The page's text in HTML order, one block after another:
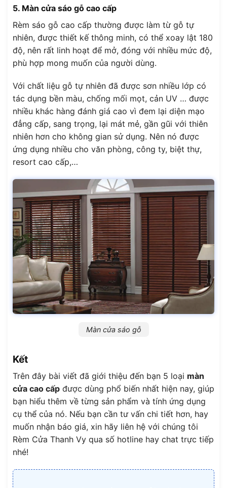
5. Màn cửa sáo gỗ cao cấp
Rèm sáo gỗ cao cấp thường được làm từ gỗ tự
nhiên, được thiết kế thông minh, có thể xoay lật 180
độ, nên rất linh hoạt để mở, đóng với nhiều mức độ,
phù hợp mong muốn của người dùng.
Với chất liệu gỗ tự nhiên đã được sơn nhiều lớp có
tác dụng bền màu, chống mối mọt, cản UV … được
nhiều khác hàng đánh giá cao vì đem lại diện mạo
đẳng cấp, sang trọng, lại mát mẻ, gần gũi với thiên
nhiên hơn cho không gian sử dụng. Nên nó được
ứng dụng nhiều cho văn phòng, công ty, biệt thự,
resort cao cấp,…
Màn cửa sáo gỗ
Kết
Trên đây bài viết đã giới thiệu đến bạn 5 loại màn
cửa cao cấp được dùng phổ biến nhất hiện nay, giúp
bạn hiểu thêm về từng sản phẩm và tính ứng dụng
cụ thể của nó. Nếu bạn cần tư vấn chi tiết hơn, hay
muốn nhận báo giá, xin hãy liên hệ với chúng tôi
Rèm Cửa Thanh Vy qua số hotline hay chat trực tiếp
nhé!